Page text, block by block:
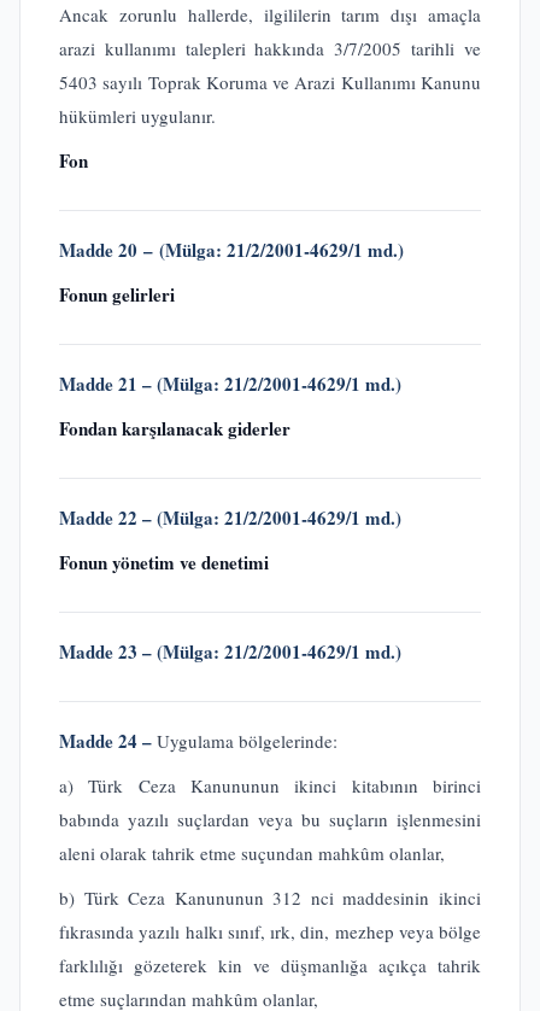
Ancak zorunlu hallerde, ilgililerin tarım dışı amaçla
arazi kullanımı talepleri hakkında 3/7/2005 tarihli ve
5403 sayılı Toprak Koruma ve Arazi Kullanımı Kanunu
hükümleri uygulanır.
Fon
Madde 20 – (Mülga: 21/2/2001-4629/1 md.)
Fonun gelirleri
Madde 21 – (Mülga: 21/2/2001-4629/1 md.)
Fondan karşılanacak giderler
Madde 22 – (Mülga: 21/2/2001-4629/1 md.)
Fonun yönetim ve denetimi
Madde 23 – (Mülga: 21/2/2001-4629/1 md.)
Madde 24 – Uygulama bölgelerinde:
a) Türk Ceza Kanununun ikinci kitabının birinci
babında yazılı suçlardan veya bu suçların işlenmesini
aleni olarak tahrik etme suçundan mahkûm olanlar,
b) Türk Ceza Kanununun 312 nci maddesinin ikinci
fıkrasında yazılı halkı sınıf, ırk, din, mezhep veya bölge
farklılığı gözeterek kin ve düşmanlığa açıkça tahrik
etme suçlarından mahkûm olanlar,